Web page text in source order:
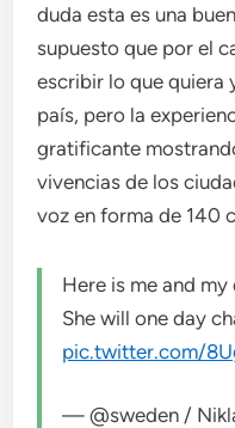
duda esta es una
supuesto que por el
escribir lo que quiera
país, pero la
gratificante
vivencias de los
voz en forma de 140
Here is me and
She will one day
pic.twitter.com/
— @sweden /